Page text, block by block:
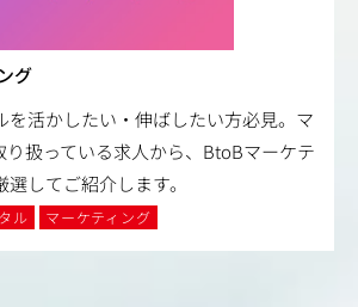
グ
を活かしたい・伸ばしたい方必見。マ
り扱っている求人から、BtoBマーケテ
してご紹介します。
ル マーケティング